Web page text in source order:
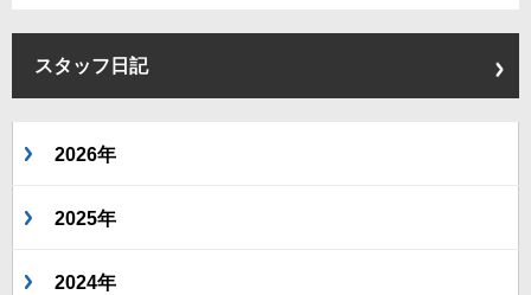
スタッフ日記
2026年
2025年
2024年